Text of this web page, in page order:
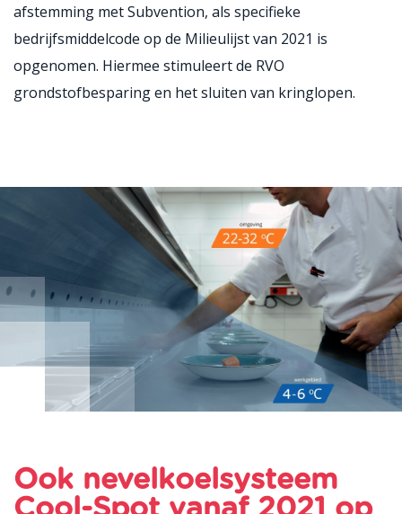
afstemming met Subvention, als specifieke
bedrijfsmiddelcode op de Milieulijst van 2021 is
opgenomen. Hiermee stimuleert de RVO
grondstofbesparing en het sluiten van kringlopen.
Ook nevelkoelsysteem